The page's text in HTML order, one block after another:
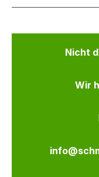
Nicht
Wir